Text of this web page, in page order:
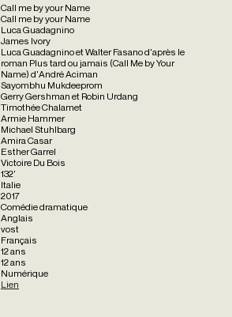
Call me by your Name
Call me by your Name
Luca Guadagnino
James Ivory
Luca Guadagnino et Walter Fasano d'après le
roman Plus tard ou jamais (Call Me by Your
Name) d'André Aciman
Sayombhu Mukdeeprom
Gerry Gershman et Robin Urdang
Timothée Chalamet
Armie Hammer
Michael Stuhlbarg
Amira Casar
Esther Garrel
Victoire Du Bois
132'
Italie
2017
Comédie dramatique
Anglais
vost
Français
12 ans
12 ans
Numérique
Lien